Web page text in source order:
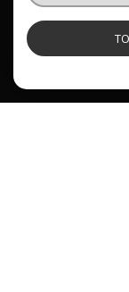
Nos honoraires